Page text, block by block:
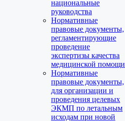
национальные
руководства
Нормативные
правовые документы,
регламентирующие
проведение
экспертизы качества
медицинской помощи
Нормативные
правовые документы,
для организации и
проведения целевых
ЭКМП по летальным
исходам при новой